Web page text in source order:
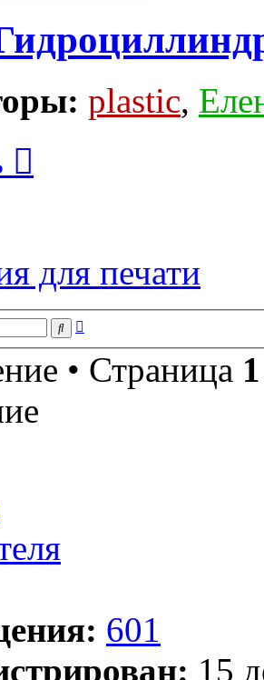
plastic,
для печати
Поиск
• Страница 1
601
15